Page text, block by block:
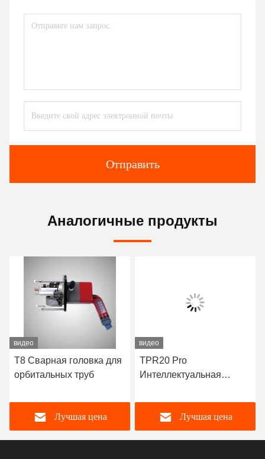
Отправить
Аналогичные продукты
видео
T8 Сварная головка для
орбитальных труб
Лучшая цена
видео
TPR20 Pro
Интеллектуальная
листов для труб D8mm ~
110mm
Лучшая цена